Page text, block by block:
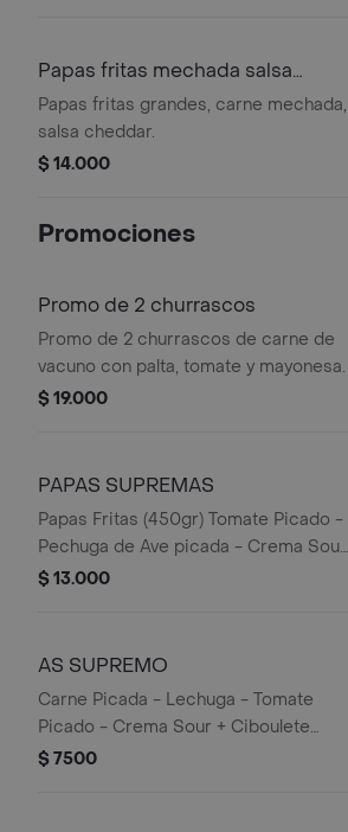
Papas fritas mechada salsa
cheddar
Papas fritas grandes, carne mechada,
salsa cheddar.
$ 14.000
Promociones
Promo de 2 churrascos
Promo de 2 churrascos de carne de
vacuno con palta, tomate y mayonesa.
$ 19.000
PAPAS SUPREMAS
Papas Fritas (450gr) Tomate Picado -
Pechuga de Ave picada - Crema Sour
+ Ciboulete Picado
$ 13.000
AS SUPREMO
Carne Picada - Lechuga - Tomate
Picado - Crema Sour + Ciboulete
Picado
$ 7500